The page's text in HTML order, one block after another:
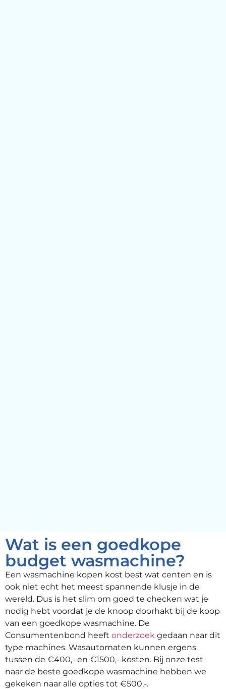
Wat is een goedkope
budget wasmachine?
Een wasmachine kopen kost best wat centen en is
ook niet echt het meest spannende klusje in de
wereld. Dus is het slim om goed te checken wat je
nodig hebt voordat je de knoop doorhakt bij de koop
van een goedkope wasmachine. De
Consumentenbond heeft onderzoek gedaan naar dit
type machines. Wasautomaten kunnen ergens
tussen de €400,- en €1500,- kosten. Bij onze test
naar de beste goedkope wasmachine hebben we
gekeken naar alle opties tot €500,-.